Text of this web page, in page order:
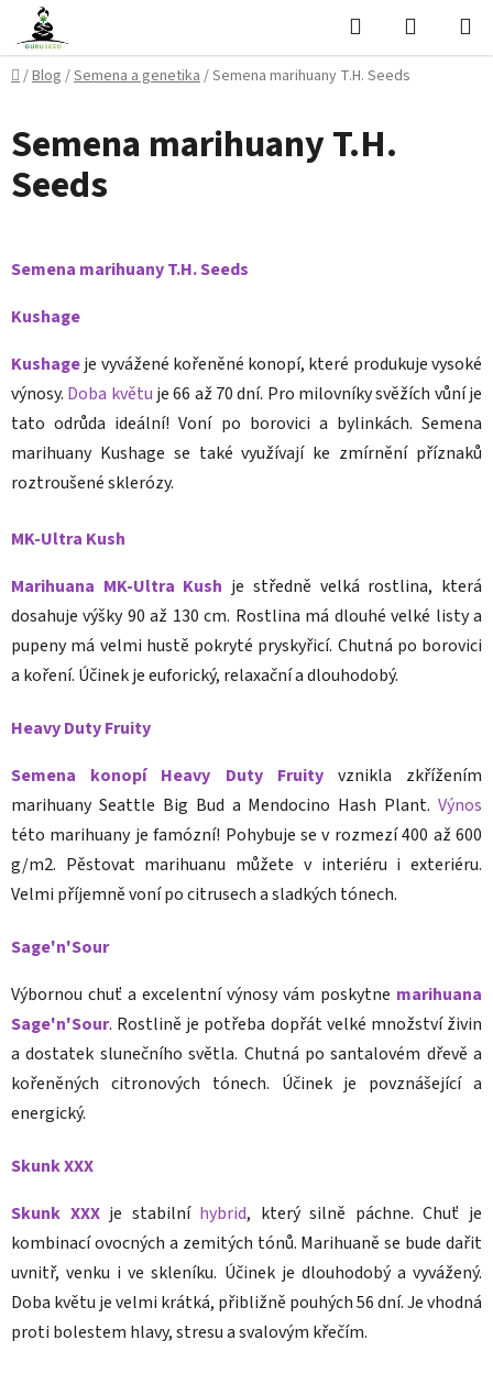
Přejít
obsah
Hledat
KOŠÍK
Domů
/Blog /Semena a genetika/Semena marihuany T.H. Seeds
Semena marihuany T.H.
Seeds
Semena marihuany T.H. Seeds
Kushage
Kushageje vyvážené kořeněné konopí, které produkuje vysoké
výnosy. Doba květu je 66 až 70 dní. Pro milovníky svěžích vůní je
tato odrůda ideální! Voní po borovici a bylinkách. Semena
marihuany Kushage se také využívají ke zmírnění příznaků
roztroušené sklerózy.
MK-Ultra Kush
Marihuana MK-Ultra Kush je středně velká rostlina, která
dosahuje výšky 90 až 130 cm. Rostlina má dlouhé velké listy a
pupeny má velmi hustě pokryté pryskyřicí. Chutná po borovici
a koření. Účinek je euforický, relaxační a dlouhodobý.
Heavy Duty Fruity
Semena konopí Heavy Duty Fruityvznikla zkřížením
marihuany Seattle Big Bud a Mendocino Hash Plant. Výnos
této marihuany je famózní! Pohybuje se v rozmezí 400 až 600
g/m2. Pěstovat marihuanu můžete v interiéru i exteriéru.
Velmi příjemně voní po citrusech a sladkých tónech.
Sage'n'Sour
Výbornou chuť a excelentní výnosy vám poskytne marihuana
Sage'n'Sour. Rostlině je potřeba dopřát velké množství živin
a dostatek slunečního světla. Chutná po santalovém dřevě a
kořeněných citronových tónech. Účinek je povznášející a
energický.
Skunk XXX
Skunk XXXje stabilní hybrid, který silně páchne. Chuť je
kombinací ovocných a zemitých tónů. Marihuaně se bude dařit
uvnitř, venku i ve skleníku. Účinek je dlouhodobý a vyvážený.
Doba květu je velmi krátká, přibližně pouhých 56 dní. Je vhodná
proti bolestem hlavy, stresu a svalovým křečím.